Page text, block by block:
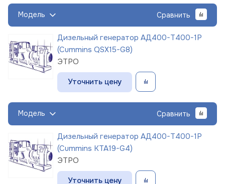
Модель Сравнить
Дизельный генератор АД400-Т400-1Р
(Cummins QSX15-G8)
ЭТРО
Уточнить цену
Модель Сравнить
Дизельный генератор АД400-Т400-1Р
(Cummins KTA19-G4)
ЭТРО
Уточнить цену